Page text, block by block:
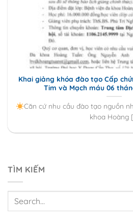
Khai giảng khóa đào tạo Cấp
Tim và Mạch máu 06
Căn cứ nhu cầu đào tạo nguồn
khoa Hoàng
TÌM KIẾM